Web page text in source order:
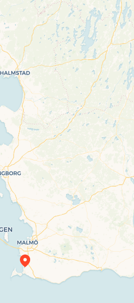
Map is loading…
this after your page is loaded
leafletJS files are missing.